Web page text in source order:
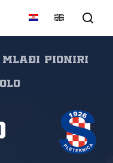
Mlađi pioniri